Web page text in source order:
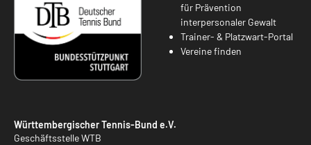
für Prävention
interpersonaler Gewalt
Trainer- & Platzwart-Portal
Vereine finden
Württembergischer Tennis-Bund e.V.
Geschäftsstelle WTB